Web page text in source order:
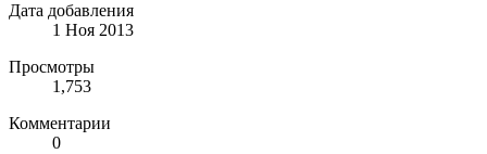
Дата добавления
1 Ноя 2013
Просмотры
1,753
Комментарии
0